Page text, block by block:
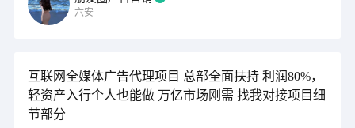
六安
互联网全媒体广告代理项目 总部全面扶持 利润80%，
轻资产入行个人也能做 万亿市场刚需 找我对接项目细
节部分